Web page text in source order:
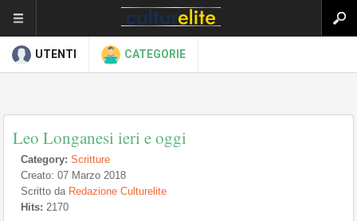
UTENTI CATEGORIE
Leo Longanesi ieri e oggi
Category: Scritture
Creato: 07 Marzo 2018
Scritto da Redazione Culturelite
Hits: 2170